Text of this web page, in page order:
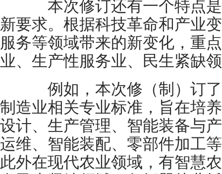
本次修订还有一个特点是
新要求。根据科技革命和产业
服务等领域带来的新变化，重
业、生产性服务业、民生紧缺
例如，本次修（制）订了
制造业相关专业标准，旨在培
设计、生产管理、智能装备与
运维、智能装配、零部件加工
此外在现代农业领域，有智慧